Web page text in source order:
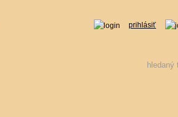
prihlásiť